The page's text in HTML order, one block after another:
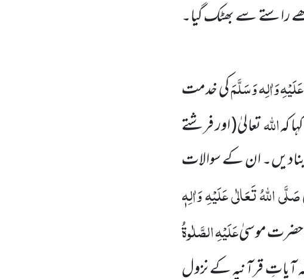
راستے سے بھٹک گیا۔
وَاٰلِہ وَسَلَّمَکی خدمت
کہاللہتعالیٰ( اور فرشتے
بنادیں۔ ان کے سوالات
صَلَّی اللہُ تَعَالٰی عَلَیْہِ وَاٰلِہٖ
حضرت موسیٰعَلَیْہِ الصَّلٰوۃُ
آیاتِ قرآنیہ کے نزول